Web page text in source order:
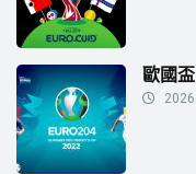
歐國